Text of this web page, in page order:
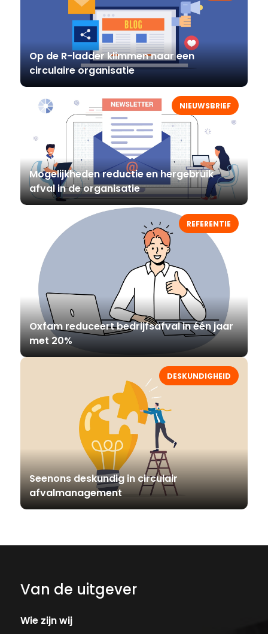
Op de R-ladder klimmen naar een
circulaire organisatie
NIEUWSBRIEF
Mogelijkheden reductie en hergebruik
afval in de organisatie
REFERENTIE
Oxfam reduceert bedrijfsafval in één jaar
met 20%
DESKUNDIGHEID
Seenons deskundig in circulair
afvalmanagement
Van de uitgever
Wie zijn wij